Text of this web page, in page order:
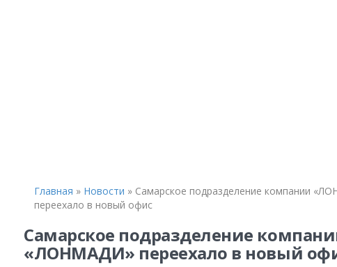
Главная » Новости » Самарское подразделение компании
переехало в новый офис
Самарское подразделение
«ЛОНМАДИ» переехало в новый